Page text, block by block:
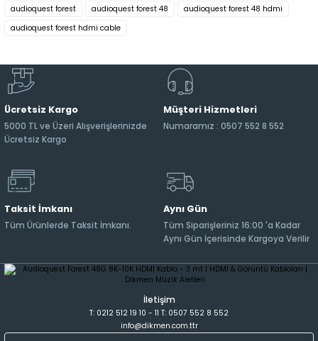
audioquest forest
audioquest forest 48
audioquest forest 48 hdmi
audioquest forest hdmi cable
Ücretsiz Kargo
5000 TL ve Üzeri Alışverişlerinizde
Ücretsiz Kargo
Müşteri Hizmetleri
Numaramız : 0507 552 8 552
Taksit İmkanı
Tüm Ürünlerde Taksit İmkanı.
Aynı Gün
Tüm Siparişleriniz 16:00 'a Kadar
Aynı Gün İçerisinde Kargoya Verilir
İletişim
T: 0212 512 19 10 - 11 T: 0507 552 8 552
info@dikmen.com.ttr